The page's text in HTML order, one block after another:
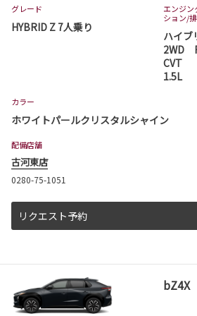
2026-06-18
ハイエース バン 一部改良
ハイエース コミューター 一部改良
た。
ピクシスバン 一部改良
ピクシスバンが一部改良となりました。
グレード
HYBRID Z 7人乗り
エンジン
ション/
ハイブ
2WD
CVT
1.5L
カラー
ホワイトパールクリスタルシャイン
配備店舗
古河東店
0280-75-1051
リクエスト予約
bZ4X